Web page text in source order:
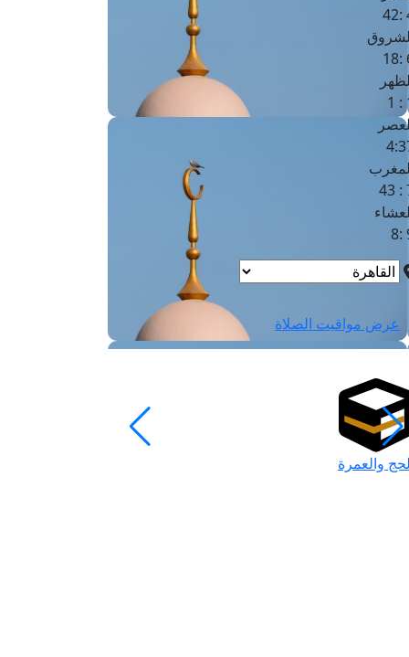
عرض مواقيت الصلاة
والعمرة